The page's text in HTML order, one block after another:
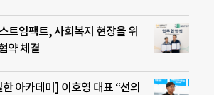
트임팩트, 사회복지 현장을 위
약 체결
아카데미] 이호영 대표 “선의